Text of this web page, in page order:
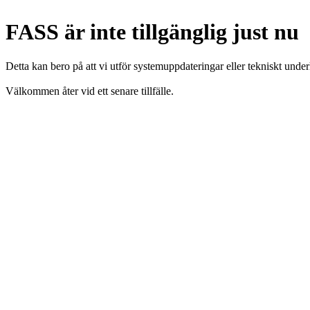
FASS är inte tillgänglig just nu
Detta kan bero på att vi utför systemuppdateringar eller tekniskt
Välkommen åter vid ett senare tillfälle.